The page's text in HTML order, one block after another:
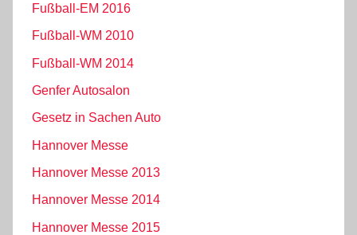
Fußball-EM 2016
Fußball-WM 2010
Fußball-WM 2014
Genfer Autosalon
Gesetz in Sachen Auto
Hannover Messe
Hannover Messe 2013
Hannover Messe 2014
Hannover Messe 2015